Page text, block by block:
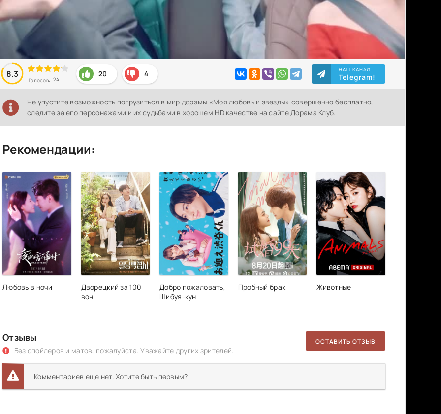
8.3
Голосов: 24
20 4 НАШ КАНАЛ
Telegram!
Не упустите возможность погрузиться в мир дорамы «Моя любовь и звезды» совершенно бесплатно,
следите за его персонажами и их судьбами в хорошем HD качестве на сайте Дорама Клуб.
Рекомендации:
Любовь в ночи
Дворецкий за 100
вон
Добро пожаловать,
Шибуя-кун
Пробный брак Животные
Отзывы
Без спойлеров и матов, пожалуйста. Уважайте других зрителей.
ОСТАВИТЬ ОТЗЫВ
Комментариев еще нет. Хотите быть первым?